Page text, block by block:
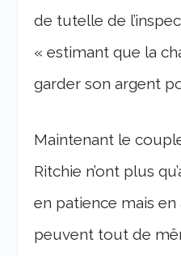
de tutelle de
« estimant que la
garder son argent
Maintenant le
Ritchie n’ont plus
en patience mais
peuvent tout de